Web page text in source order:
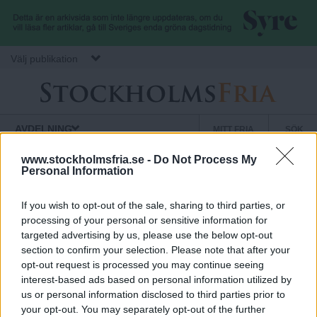
www.stockholmsfria.se - Do Not Process My
Personal Information
If you wish to opt-out of the sale, sharing to third parties, or
processing of your personal or sensitive information for
targeted advertising by us, please use the below opt-out
section to confirm your selection. Please note that after your
opt-out request is processed you may continue seeing
interest-based ads based on personal information utilized by
us or personal information disclosed to third parties prior to
your opt-out. You may separately opt-out of the further
Hoppa till huvudinnehåll
Välj publikation
S
o
c
nyheter
AVDELNING
k
n
d
ä
r
m
e
MITT FRIA SÖK
Vanliga argument mot nolltaxa
Undertecknad har vid flera tillfällen försökt att via e-post och
telefon nå Christer Wennerholm, styrelseordförande i AB
Storstockholms Lokaltrafik. Syftet var att denne skulle få en chans
att bemöta innehållet i artikeln om nolltaxa. Wennerholm har dock
inte svarat vilket jag tolkar som att han inte vill kommentera texten.
För att belysa frågan om nolltaxa på ett mer allsidigt sätt redovisas
nedan vanliga argument mot nolltaxa i kollektivtrafiken. Fria.Nu